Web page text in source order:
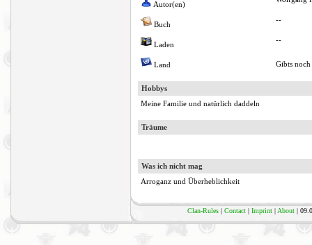
Autor(en)
Buch
--
Laden
--
Land Gibts
Hobbys
Meine Familie und natürlich daddeln
Träume
Was ich nicht mag
Arroganz und Überheblichkeit
Clan-Rules| Contact| Imprint| About|